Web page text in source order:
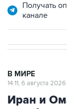
Получать
канале
В МИРЕ
14:11, 6 августа 2026
Иран и